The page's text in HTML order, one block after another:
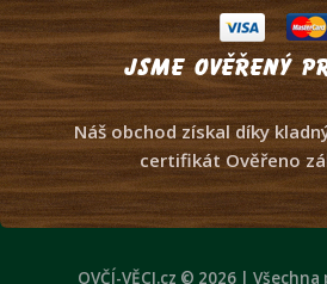
Jsme ověřený
Náš obchod získal díky
certifikát Ověřeno
OVČÍ-VĚCI.cz © 2026 |